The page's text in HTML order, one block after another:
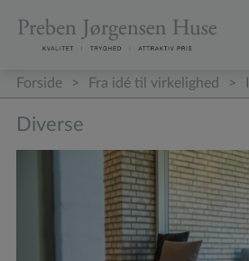
Forside > Fra idé til virkelighed >
Diverse
(required)
(required)
(required)